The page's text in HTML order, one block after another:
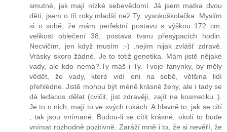
smutné, jak mají nízké sebevědomí. Já jsem matka dvou
dětí, jsem o tři roky mladší než Ty, vysokoškolačka. Myslím
si o sobě, že mám perfektní postavu s výškou 172 cm,
velikost oblečení 38, postava tvaru přesýpacích hodin.
Necvičím, jen když musím :-) ,nejím nijak zvlášť zdravě.
Vrásky skoro žádné. Je to totiž genetika. Mám jistě nějaké
vady, ale kdo nemá?.Ty máš i Ty. Tvoje fanynky, by měly
vědět, že vady, které vidí oni na sobě, většina lidí
přehlédne. Jistě mohou být méně krásné ženy, ale i tady se
dá ledacos dělat (cvičit, jíst zdravěji, zajít na kosmetiku..).
Je to o nich, mají to ve svých rukách. A hlavně to, jak se cítí
, tak jsou vnímané. Budou-li se cítit krásné, okolí to bude
vnímat rozhodně pozitivně. Zaráží mně i to, že si nevěří, že